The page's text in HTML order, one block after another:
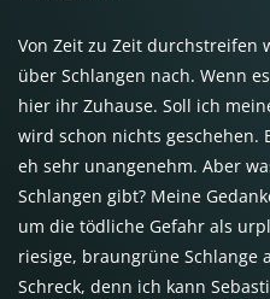
Von Zeit zu Zeit durchstreifen
über Schlangen nach. Wenn
hier ihr Zuhause. Soll ich
wird schon nichts geschehen.
eh sehr unangenehm. Aber
Schlangen gibt? Meine
um die tödliche Gefahr als
riesige, braungrüne Schlange
Schreck, denn ich kann